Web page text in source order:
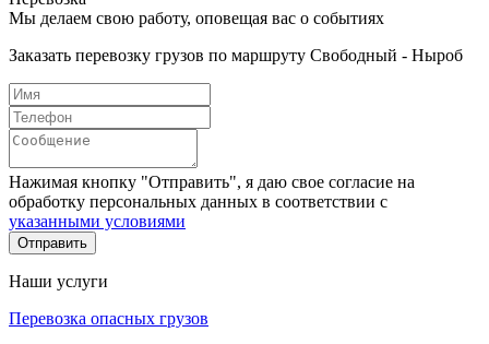
Мы делаем свою работу, оповещая вас о событиях
Заказать перевозку грузов по маршруту Свободный - Ныроб
Нажимая кнопку "Отправить", я даю свое согласие на
обработку персональных данных в соответствии с
указанными условиями
Отправить
Наши услуги
Перевозка опасных грузов